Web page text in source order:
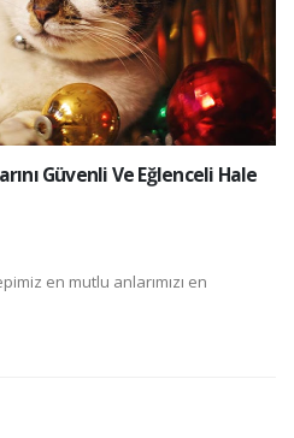
Güvenli Ve Eğlenceli Hale
en mutlu anlarımızı en